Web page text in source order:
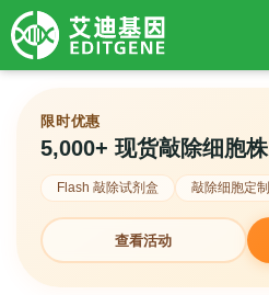
限时优惠
5,000+ 现货敲除细胞株
Flash 敲除试剂盒 敲除细胞定制
查看活动